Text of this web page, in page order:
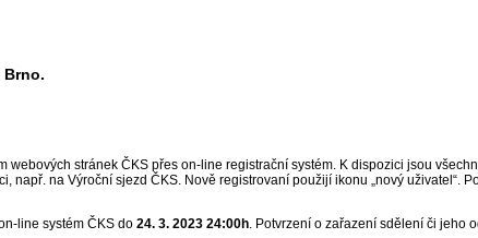
Brno.
webových stránek ČKS přes on-line registrační systém. K dispozici jsou
např. na Výroční sjezd ČKS. Nově registrovaní použijí ikonu „nový
line systém ČKS do 24. 3. 2023 24:00h. Potvrzení o zařazení sdělení či jeho